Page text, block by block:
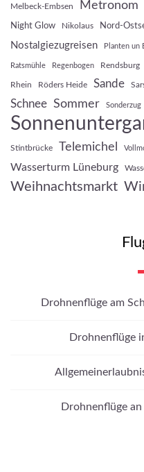
Melbeck-Embsen Metronom
Night Glow Nikolaus Nord-
Nostalgiezugreisen Planten un
Ratsmühle Regenbogen Rendsburg
Rhein Röders Heide Sande
Schnee Sommer Sonderzug
Stintbrücke Telemichel
Wasserturm Lüneburg
Weihnachtsmarkt
Drohnenflüge am
Drohnenflüge
Drohnenflüge